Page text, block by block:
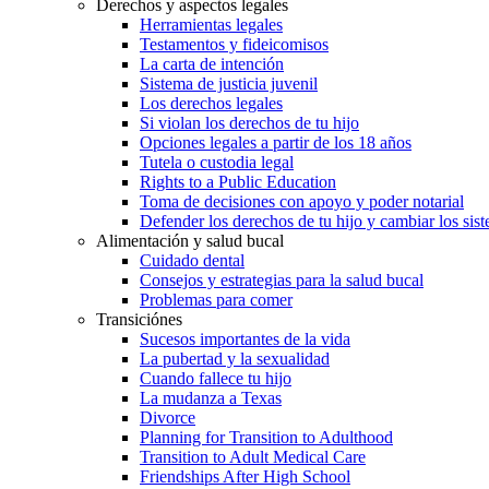
Derechos y aspectos legales
Herramientas legales
Testamentos y fideicomisos
La carta de intención
Sistema de justicia juvenil
Los derechos legales
Si violan los derechos de tu hijo
Opciones legales a partir de los 18 años
Tutela o custodia legal
Rights to a Public Education
Toma de decisiones con apoyo y poder notarial
Defender los derechos de tu hijo y cambiar los
Alimentación y salud bucal
Cuidado dental
Consejos y estrategias para la salud bucal
Problemas para comer
Transiciónes
Sucesos importantes de la vida
La pubertad y la sexualidad
Cuando fallece tu hijo
La mudanza a Texas
Divorce
Planning for Transition to Adulthood
Transition to Adult Medical Care
Friendships After High School